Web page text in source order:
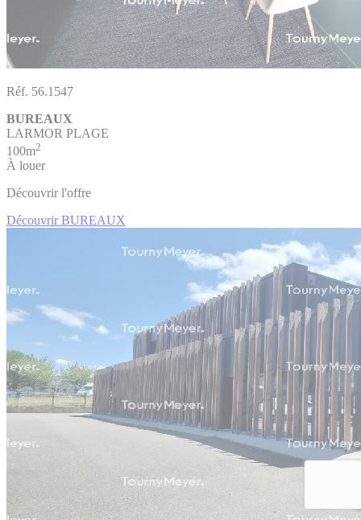
Réf. 56.1547
BUREAUX
LARMOR PLAGE
100m2
À louer
Découvrir l'offre
Découvrir BUREAUX